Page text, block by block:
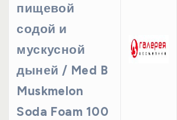
пищевой
содой и
мускусной
дыней / Med B
Muskmelon
Soda Foam 100